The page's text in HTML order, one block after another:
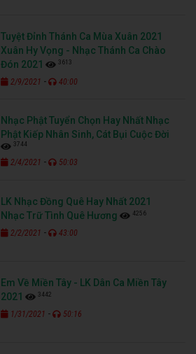
Tuyệt Đỉnh Thánh Ca Mùa Xuân 2021
Xuân Hy Vọng - Nhạc Thánh Ca Chào
Đón 2021
3613
2/9/2021 - 40:00
Nhạc Phật Tuyển Chọn Hay Nhất Nhạc
Phật Kiếp Nhân Sinh, Cát Bụi Cuộc Đời
3744
2/4/2021 - 50:03
LK Nhạc Đồng Quê Hay Nhất 2021
Nhạc Trữ Tình Quê Hương
4256
2/2/2021 - 43:00
Em Về Miền Tây - LK Dân Ca Miền Tây
2021
3442
1/31/2021 - 50:16